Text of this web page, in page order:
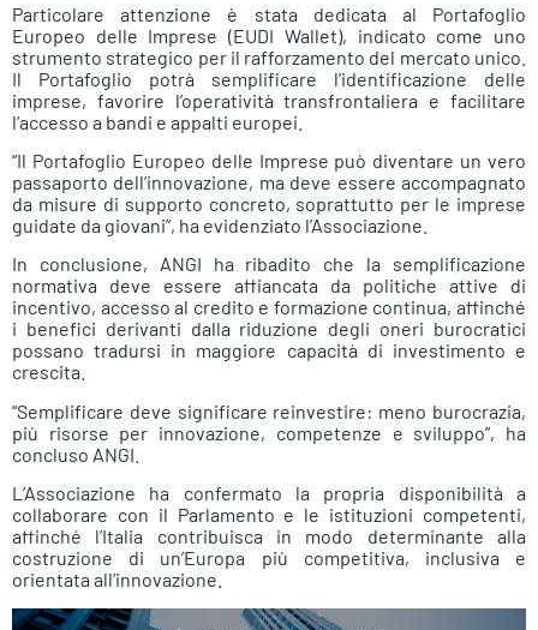
Particolare attenzione è stata dedicata al Portafoglio
Europeo delle Imprese (EUDI Wallet), indicato come uno
strumento strategico per il rafforzamento del mercato unico.
Il Portafoglio potrà semplificare l’identificazione delle
imprese, favorire l’operatività transfrontaliera e facilitare
l’accesso a bandi e appalti europei.
“Il Portafoglio Europeo delle Imprese può diventare un vero
passaporto dell’innovazione, ma deve essere accompagnato
da misure di supporto concreto, soprattutto per le imprese
guidate da giovani”, ha evidenziato l’Associazione.
In conclusione, ANGI ha ribadito che la semplificazione
normativa deve essere affiancata da politiche attive di
incentivo, accesso al credito e formazione continua, affinché
i benefici derivanti dalla riduzione degli oneri burocratici
possano tradursi in maggiore capacità di investimento e
crescita.
“Semplificare deve significare reinvestire: meno burocrazia,
più risorse per innovazione, competenze e sviluppo”, ha
concluso ANGI.
L’Associazione ha confermato la propria disponibilità a
collaborare con il Parlamento e le istituzioni competenti,
affinché l’Italia contribuisca in modo determinante alla
costruzione di un’Europa più competitiva, inclusiva e
orientata all’innovazione.